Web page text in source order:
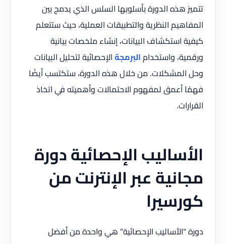
تتميز هذه الدورة بأسلوبها السلس الذي يدمج بين
المفاهيم النظرية والتطبيقات العملية، حيث ستتعلم
كيفية استكشاف البيانات، إنشاء ملخصات بيانية
ورقمية، واستخدامالبرمجةالإحصائية لتحليل البيانات
وحل المشكلات. من خلال هذه الدورة، ستكتسب أيضًا
فهمًا أعمق لمفهوم الاحتمالات وأهميته في اتخاذ
القرارات.
الأساليب الإحصائية دورة
مجانية عبر الإنترنت من
كورسيرا
دورة “الأساليب الإحصائية” هي واحدة من أفضل